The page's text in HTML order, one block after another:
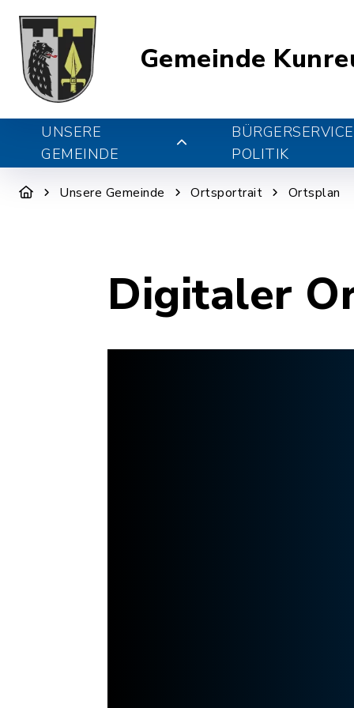
Gemeinde
UNSERE
GEMEINDE
POLITIK
Unsere Gemeinde Ortsportrait Ortsplan
Digitaler